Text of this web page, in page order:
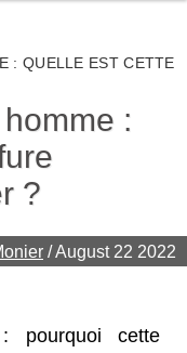
: QUELLE EST CETTE
:
?
/August 22 2022
pourquoi cette